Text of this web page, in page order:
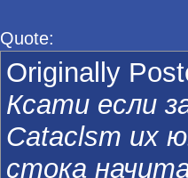
Quote:
Originally
Ксати если
Cataclsm их
стока